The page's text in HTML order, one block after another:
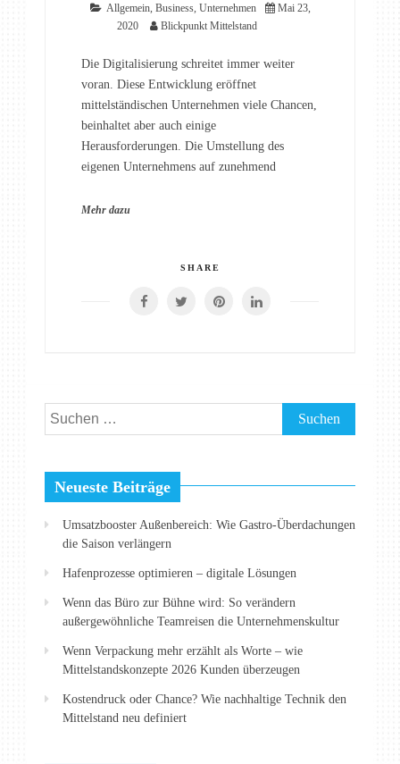
Allgemein, Business, Unternehmen
Mai 23,
2020
Blickpunkt Mittelstand
Die Digitalisierung schreitet immer weiter
voran. Diese Entwicklung eröffnet
mittelständischen Unternehmen viele Chancen,
beinhaltet aber auch einige
Herausforderungen. Die Umstellung des
eigenen Unternehmens auf zunehmend
Mehr dazu
SHARE
Suchen
nach:
Neueste Beiträge
Umsatzbooster Außenbereich: Wie Gastro-Überdachungen
die Saison verlängern
Hafenprozesse optimieren – digitale Lösungen
Wenn das Büro zur Bühne wird: So verändern
außergewöhnliche Teamreisen die Unternehmenskultur
Wenn Verpackung mehr erzählt als Worte – wie
Mittelstandskonzepte 2026 Kunden überzeugen
Kostendruck oder Chance? Wie nachhaltige Technik den
Mittelstand neu definiert